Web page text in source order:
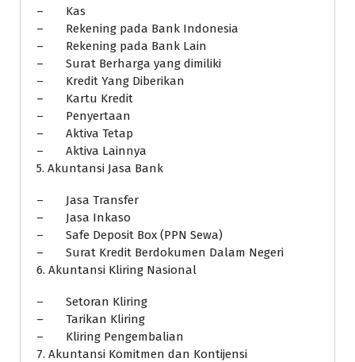
– Kas
– Rekening pada Bank Indonesia
– Rekening pada Bank Lain
– Surat Berharga yang dimiliki
– Kredit Yang Diberikan
– Kartu Kredit
– Penyertaan
– Aktiva Tetap
– Aktiva Lainnya
5. Akuntansi Jasa Bank
– Jasa Transfer
– Jasa Inkaso
– Safe Deposit Box (PPN Sewa)
– Surat Kredit Berdokumen Dalam Negeri
6. Akuntansi Kliring Nasional
– Setoran Kliring
– Tarikan Kliring
– Kliring Pengembalian
7. Akuntansi Komitmen dan Kontijensi